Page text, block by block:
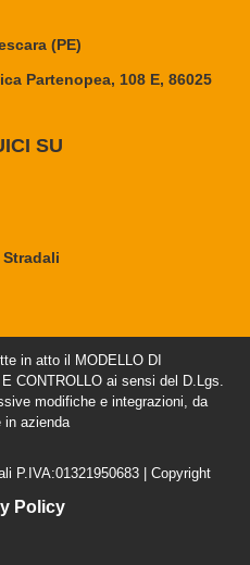
(PE)
Partenopea, 108 E, 86025
SU
in atto il MODELLO DI
CONTROLLO ai sensi del D.Lgs.
modifiche e integrazioni, da
in azienda
P.IVA:01321950683 | Copyright
Policy